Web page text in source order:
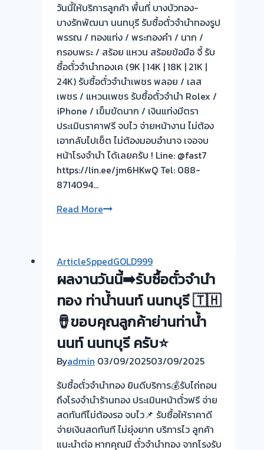
วันนี้ให้บริการลูกค้า พื้นที่ บางบัวทอง-
บางรักพัฒนา นนทบุรี รับซื้อตั๋วจำนำทองรูป
พรรณ / ทองแท่ง / พระทองคำ / นาก /
กรอบพระ / สร้อย แหวน สร้อยข้อมือ จี้ รับ
ซื้อตั๋วจำนำทองเค (9K | 14K | 18K | 21K |
24K) รับซื้อตั๋วจำนำเพชร พลอย / เลส
เพชร / แหวนเพชร รับซื้อตั๋วจำนำ Rolex /
iPhone / เข็มขัดนาก / เงินแท่งมีตรา
ประเมินราคาฟรี จบไว จ่ายหน้างาน ไม่ต้อง
เอากลับไปเช็ต ไม่ต้องมอบอำนาจ เจอจบ
หน้าโรงจำนำ ได้เลยครับ ! Line: @fast7
https://lin.ee/jm6HKwQ Tel: 088-
8714094…
Read More🟢
จำนำ
ทุก
ชนิด
ราคา
ดี!
💵
ต้อง
ทน
จ่าย
ดอก
แพง!
ArticleSppedGOLD999
ผลงานวันนี้➡️รับซื้อตั๋วจำนำ
ทอง ท่าน้ำนนท์ นนทบุรี 🇹🇭
🪘ขอบคุณลูกค้าย่านท่าน้ำ
นนท์ นนทบุรี ครับ⭐
Byadmin 03/09/202503/09/2025
รับซื้อตั๋วจำนำทอง ยินดีบริการ💰รับไถ่ถอน
ถึงโรงจำนำร้านทอง ประเมินหน้าตั๋วฟรี จ่าย
สดทันทีไม่ต้องรอ จบไว📌 รับซื้อให้ราคาดี
จ่ายเงินสดทันที ไม่ยุ่งยาก บริการไว ลูกค้า
แนะนำต่อ หากคุณมี ตั๋วจำนำทอง จากโรงรับ